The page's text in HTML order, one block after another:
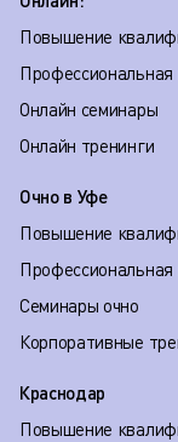
Повышение
Профессиональная
Онлайн семинары
Онлайн тренинги
Очно в Уфе
Повышение
Профессиональная
Семинары очно
Корпоративные
Краснодар
Повышение